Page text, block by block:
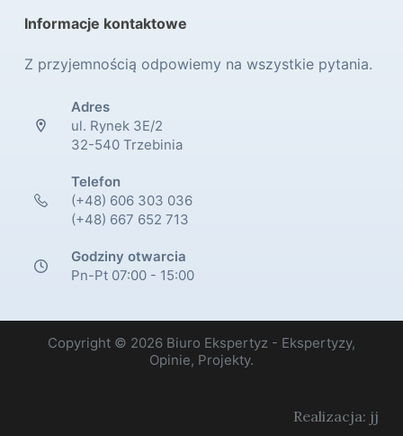
Informacje kontaktowe
Z przyjemnością odpowiemy na wszystkie pytania.
Adres
ul. Rynek 3E/2
32-540 Trzebinia
Telefon
(+48) 606 303 036
(+48) 667 652 713
Godziny otwarcia
Pn-Pt 07:00 - 15:00
Copyright © 2026 Biuro Ekspertyz - Ekspertyzy,
Opinie, Projekty.
Realizacja: jj